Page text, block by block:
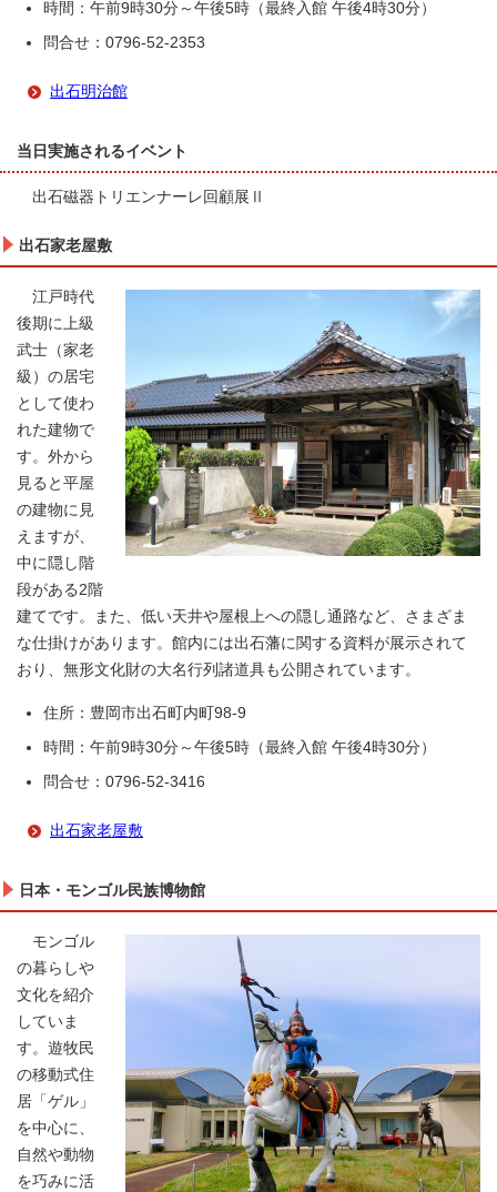
時間：午前9時30分～午後5時（最終入館 午後4時30分）
問合せ：0796-52-2353
出石明治館
当日実施されるイベント
出石磁器トリエンナーレ回顧展Ⅱ
出石家老屋敷
江戸時代
後期に上級
武士（家老
級）の居宅
として使わ
れた建物で
す。外から
見ると平屋
の建物に見
えますが、
中に隠し階
段がある2階
建てです。また、低い天井や屋根上への隠し通路など、さまざま
な仕掛けがあります。館内には出石藩に関する資料が展示されて
おり、無形文化財の大名行列諸道具も公開されています。
住所：豊岡市出石町内町98-9
時間：午前9時30分～午後5時（最終入館 午後4時30分）
問合せ：0796-52-3416
出石家老屋敷
日本・モンゴル民族博物館
モンゴル
の暮らしや
文化を紹介
していま
す。遊牧民
の移動式住
居「ゲル」
を中心に、
自然や動物
を巧みに活